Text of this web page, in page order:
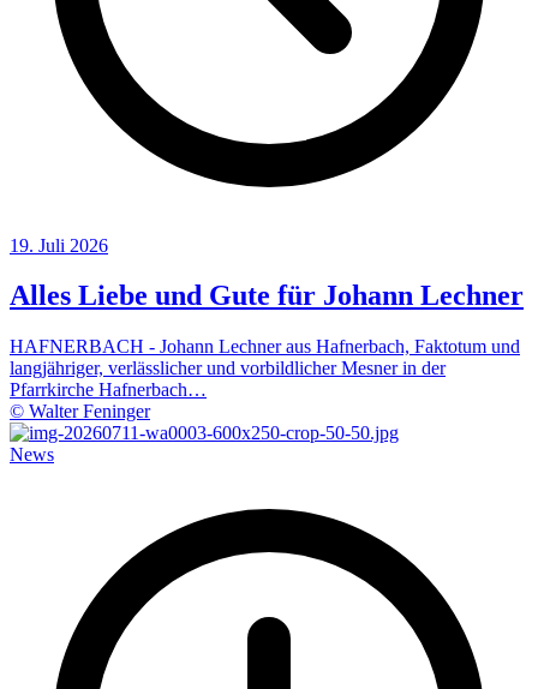
19. Juli 2026
Alles Liebe und Gute für Johann Lechner
HAFNERBACH - Johann Lechner aus Hafnerbach, Faktotum und
langjähriger, verlässlicher und vorbildlicher Mesner in der
Pfarrkirche Hafnerbach…
© Walter Feninger
News